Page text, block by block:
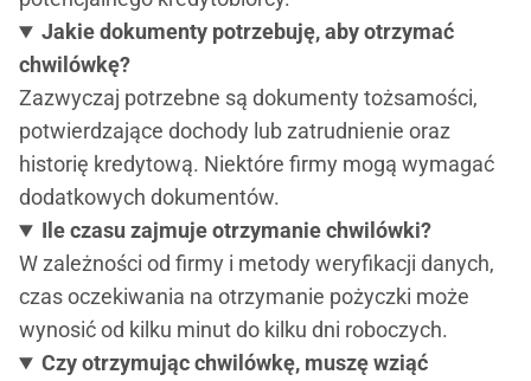
Jakie dokumenty potrzebuję, aby otrzymać
chwilówkę?
Zazwyczaj potrzebne są dokumenty tożsamości,
potwierdzające dochody lub zatrudnienie oraz
historię kredytową. Niektóre firmy mogą wymagać
dodatkowych dokumentów.
Ile czasu zajmuje otrzymanie chwilówki?
W zależności od firmy i metody weryfikacji danych,
czas oczekiwania na otrzymanie pożyczki może
wynosić od kilku minut do kilku dni roboczych.
Czy otrzymując chwilówkę, muszę wziąć